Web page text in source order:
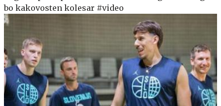
bo kakovosten kolesar #video